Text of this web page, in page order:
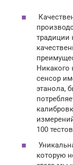
традиции
Никакого
сенсор
этанола,
100
которую